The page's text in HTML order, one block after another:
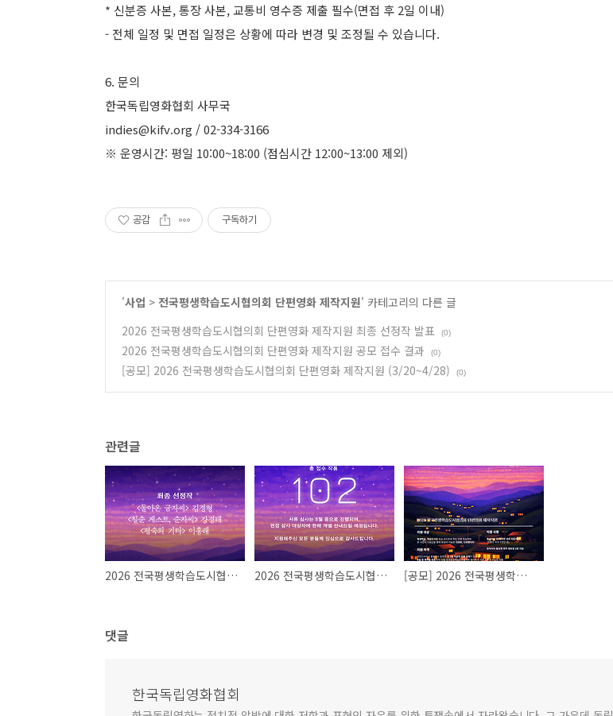
* 신분증 사본, 통장 사본, 교통비 영수증 제출 필수(면접 후 2일 이내)
- 전체 일정 및 면접 일정은 상황에 따라 변경 및 조정될 수 있습니다.
6. 문의
한국독립영화협회 사무국
indies@kifv.org / 02-334-3166
※ 운영시간: 평일 10:00~18:00 (점심시간 12:00~13:00 제외)
공감 구독하기
'사업 > 전국평생학습도시협의회 단편영화 제작지원' 카테고리의 다른 글
2026 전국평생학습도시협의회 단편영화 제작지원 최종 선정작 발표
(0)
2026 전국평생학습도시협의회 단편영화 제작지원 공모 접수 결과 (0)
[공모] 2026 전국평생학습도시협의회 단편영화 제작지원 (3/20~4/28) (0)
관련글
2026 전국평생학습도시협의회 단편영화 제작지원 최종 선정작 발표 2026 전국평생학습도시협의회 단편영화 제작지원 공모 접수 결과 [공모] 2026 전국평생학습도시협의회 단편영화 제작지원 (3/20~4/28)
댓글
한국독립영화협회